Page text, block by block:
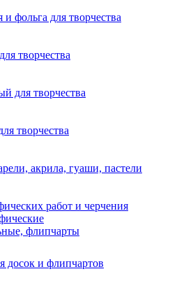
и фольга для творчества
творчества
для творчества
творчества
акрила, гуаши, пастели
работ и черчения
флипчарты
досок и флипчартов